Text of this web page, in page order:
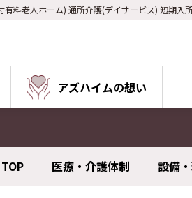
料老人ホーム) 通所介護(デイサービス) 短期入
アズハイムの想い
TOP 医療・介護体制 設備